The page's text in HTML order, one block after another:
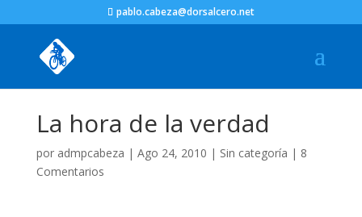
pablo.cabeza@dorsalcero.net
La hora de la verdad
por admpcabeza | Ago 24, 2010 | Sin categoría | 8
Comentarios